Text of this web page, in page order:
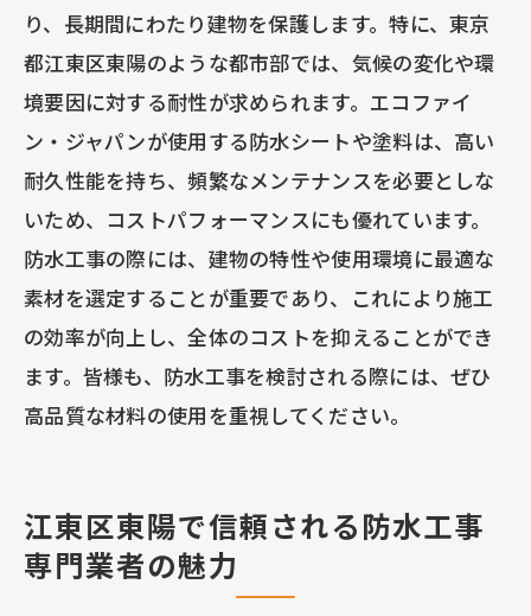
り、長期間にわたり建物を保護します。特に、東京
都江東区東陽のような都市部では、気候の変化や環
境要因に対する耐性が求められます。エコファイ
ン・ジャパンが使用する防水シートや塗料は、高い
耐久性能を持ち、頻繁なメンテナンスを必要としな
いため、コストパフォーマンスにも優れています。
防水工事の際には、建物の特性や使用環境に最適な
素材を選定することが重要であり、これにより施工
の効率が向上し、全体のコストを抑えることができ
ます。皆様も、防水工事を検討される際には、ぜひ
高品質な材料の使用を重視してください。
江東区東陽で信頼される防水工事
専門業者の魅力